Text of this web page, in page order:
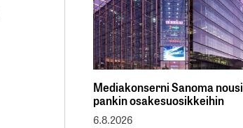
Mediakonserni Sanoma nousi
pankin osakesuosikkeihin
6.8.2026